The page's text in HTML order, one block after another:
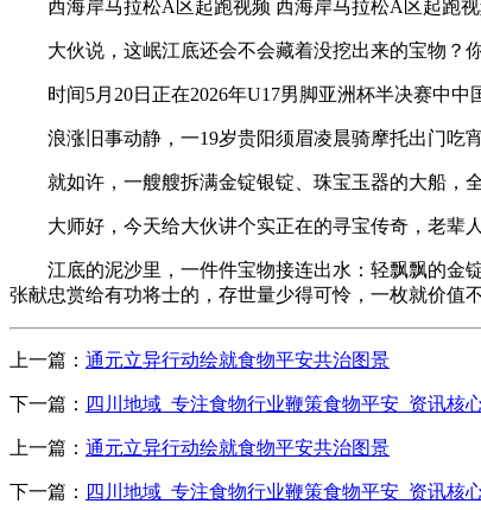
西海岸马拉松A区起跑视频 西海岸马拉松A区起跑视
大伙说，这岷江底还会不会藏着没挖出来的宝物？你
时间5月20日正在2026年U17男脚亚洲杯半决赛中中
浪涨旧事动静，一19岁贵阳须眉凌晨骑摩托出门吃宵
就如许，一艘艘拆满金锭银锭、珠宝玉器的大船，全
大师好，今天给大伙讲个实正在的寻宝传奇，老辈人
江底的泥沙里，一件件宝物接连出水：轻飘飘的金锭
张献忠赏给有功将士的，存世量少得可怜，一枚就价值
上一篇： 通元立异行动绘就食物平安共治图景
下一篇： 四川地域_专注食物行业鞭策食物平安_资讯核
上一篇： 通元立异行动绘就食物平安共治图景
下一篇： 四川地域_专注食物行业鞭策食物平安_资讯核